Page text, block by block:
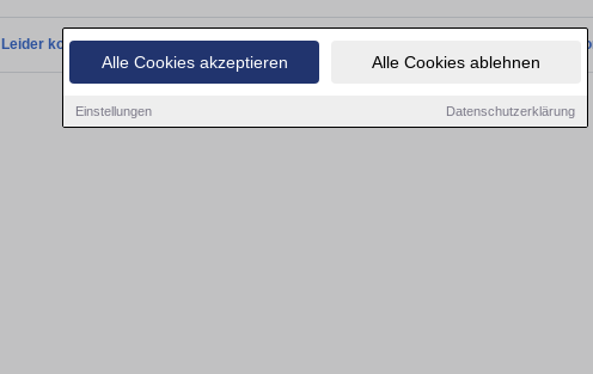
Alle Cookies akzeptieren Alle Cookies ablehnen
Einstellungen Datenschutzerklärung
Leider konnten wir derzeit keine passenden Objekte finden. Schauen Sie bald wieder